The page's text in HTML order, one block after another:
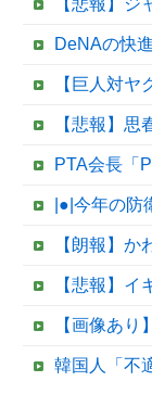
【悲報】ジャン
DeNAの快進撃を支える”レイ
【巨人対ヤクルト19回戦】巨
【悲報】思春期の
PTA会長「PTA
|●|今年の防衛白書にメデ
【朗報】かわいい動
【悲報】イギリス
【画像あり】ロ
韓国人「不適切接待疑惑、